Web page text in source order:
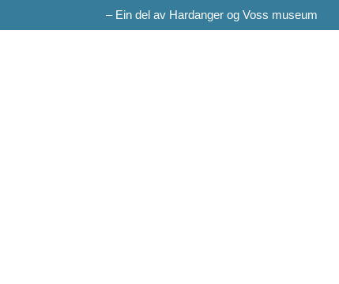
– Ein del av Hardanger og Voss museum